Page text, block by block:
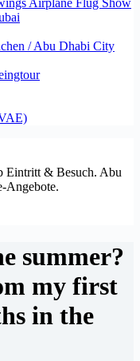
Airplane Flug Show
/ Abu Dhabi City
Eintritt & Besuch. Abu
Angebote.
summer?
my first
in the